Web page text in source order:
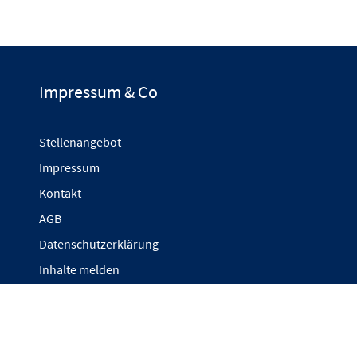
Impressum & Co
Stellenangebot
Impressum
Kontakt
AGB
Datenschutzerklärung
Inhalte melden